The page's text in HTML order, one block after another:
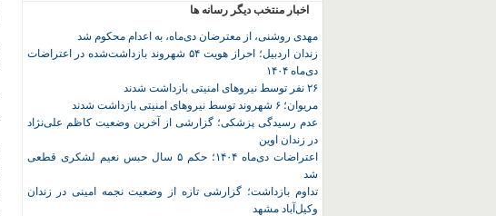
اخبار منتخب دیگر رسانه ها
مهدی روشنی، از معترضان دی‌ماه، به اعدام محکوم شد
زندان اردبیل؛ احراز هویت ۵۴ شهروند بازداشت‌شده در اعتراضات
دی‌ماه ۱۴۰۴
۲۶ نفر توسط نیروهای امنیتی بازداشت شدند
مریوان؛ ۶ شهروند توسط نیروهای امنیتی بازداشت شدند
عدم رسیدگی پزشکی؛ گزارشی از آخرین وضعیت کاظم علی‌نژاد
در زندان اوین
اعتراضات دی‌ماه ۱۴۰۴؛ حکم ۵ سال حبس نعیم لشکری قطعی
شد
تداوم بازداشت؛ گزارشی تازه از وضعیت نجمه امینی در زندان
وکیل‌آباد مشهد